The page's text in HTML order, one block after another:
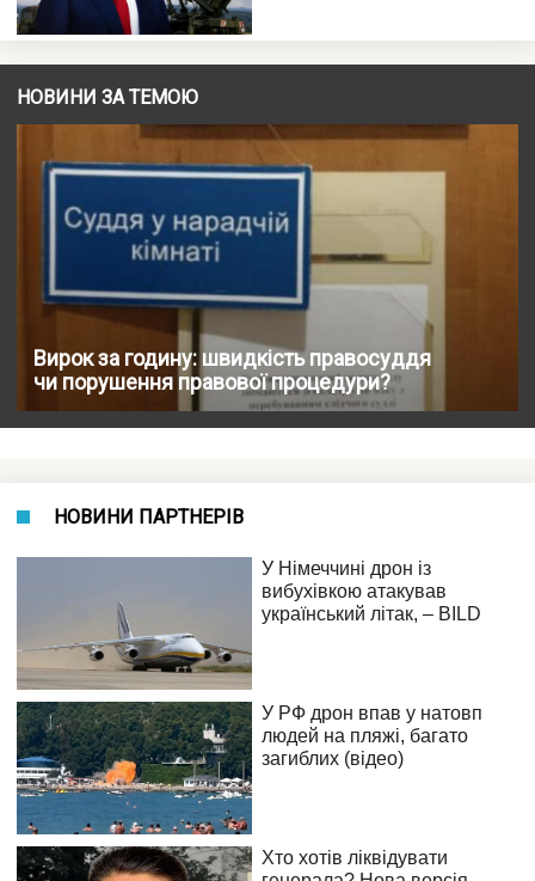
НОВИНИ ЗА ТЕМОЮ
Вирок за годину: швидкість правосуддя
чи порушення правової процедури?
НОВИНИ ПАРТНЕРІВ